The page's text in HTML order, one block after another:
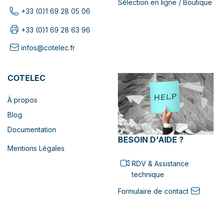
+33 (0)1 69 28 05 06
+33 (0)1 69 28 63 96
infos@cotelec.fr
Sélection en ligne / Boutique
COTELEC
À propos
Blog
Documentation
Mentions Légales
BESOIN D'AIDE ?
RDV & Assistance
technique
Formulaire de contact